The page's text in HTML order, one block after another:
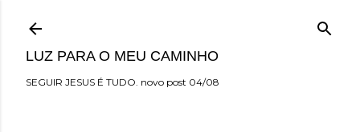
LUZ PARA O MEU CAMINHO
SEGUIR JESUS É TUDO. novo post 04/08